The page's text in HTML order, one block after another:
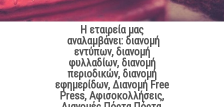
Η εταιρεία μας
αναλαμβάνει: διανομή
εντύπων, διανομή
φυλλαδίων, διανομή
περιοδικών, διανομή
εφημερίδων, Διανομή Free
Press, Αφισοκολλήσεις,